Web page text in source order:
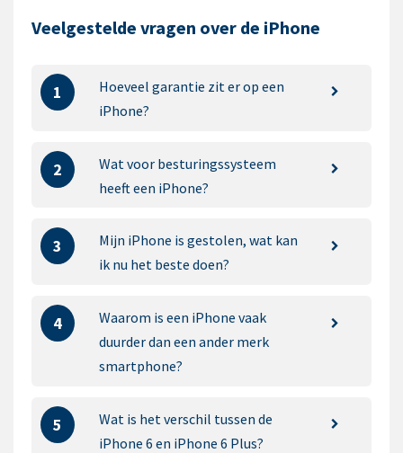
Veelgestelde vragen over de iPhone
1
Hoeveel garantie zit er op een
iPhone?
2
Wat voor besturingssysteem
heeft een iPhone?
3
Mijn iPhone is gestolen, wat kan
ik nu het beste doen?
4
Waarom is een iPhone vaak
duurder dan een ander merk
smartphone?
5
Wat is het verschil tussen de
iPhone 6 en iPhone 6 Plus?